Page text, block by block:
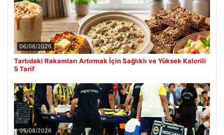
06/08/2026
Tartıdaki Rakamları Artırmak İçin Sağlıklı ve Yüksek Kalorili
5 Tarif
05/08/2026